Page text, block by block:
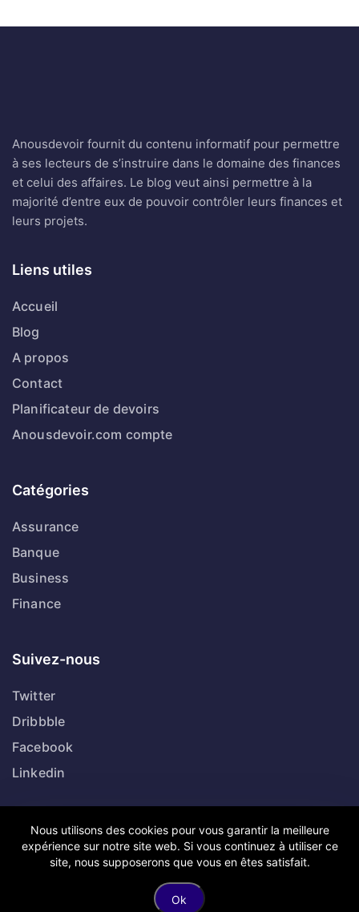
Anousdevoir fournit du contenu informatif pour permettre
à ses lecteurs de s’instruire dans le domaine des finances
et celui des affaires. Le blog veut ainsi permettre à la
majorité d’entre eux de pouvoir contrôler leurs finances et
leurs projets.
Liens utiles
Accueil
Blog
A propos
Contact
Planificateur de devoirs
Anousdevoir.com compte
Catégories
Assurance
Banque
Business
Finance
Suivez-nous
Twitter
Dribbble
Facebook
Linkedin
Copyright © Anousdevoir.com Tous droits réservés.
Politique de confidentialité
Nous utilisons des cookies pour vous garantir la meilleure
expérience sur notre site web. Si vous continuez à utiliser ce
site, nous supposerons que vous en êtes satisfait.
Ok